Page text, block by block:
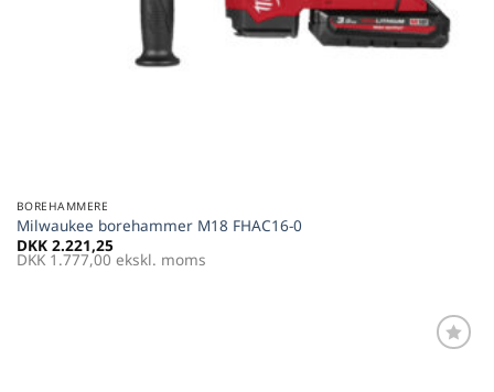
BOREHAMMERE
Milwaukee borehammer M18 FHAC16-0
DKK 2.221,25
DKK 1.777,00 ekskl. moms